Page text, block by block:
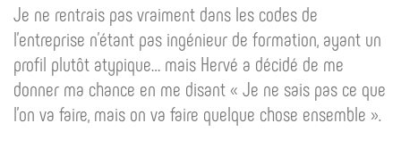
Je ne rentrais pas vraiment dans les codes de
l’entreprise n’étant pas ingénieur de formation, ayant un
profil plutôt atypique… mais Hervé a décidé de me
donner ma chance en me disant « Je ne sais pas ce que
l’on va faire, mais on va faire quelque chose ensemble ».